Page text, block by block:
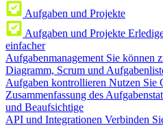
Aufgaben und Projekte
Aufgaben und Projekte
einfacher
Aufgabenmanagement Sie können
Diagramm, Scrum und
Aufgaben kontrollieren Nutzen Sie
Zusammenfassung des
und Beaufsichtige
API und Integrationen Verbinden